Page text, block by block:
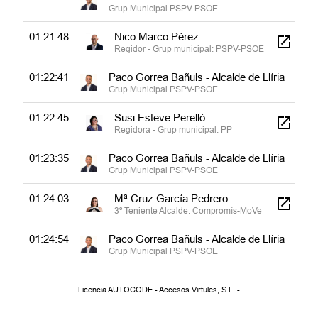
Grup Municipal PSPV-PSOE
01:21:48 Nico Marco Pérez
Regidor - Grup municipal: PSPV-PSOE
01:22:41 Paco Gorrea Bañuls - Alcalde de Llíria
Grup Municipal PSPV-PSOE
01:22:45 Susi Esteve Perelló
Regidora - Grup municipal: PP
01:23:35 Paco Gorrea Bañuls - Alcalde de Llíria
Grup Municipal PSPV-PSOE
01:24:03 Mª Cruz García Pedrero.
3º Teniente Alcalde: Compromís-MoVe
01:24:54 Paco Gorrea Bañuls - Alcalde de Llíria
Grup Municipal PSPV-PSOE
Portaveu suplent 1 - Grup municipal:
Licencia AUTOCODE - Accesos Virtules, S.L. -